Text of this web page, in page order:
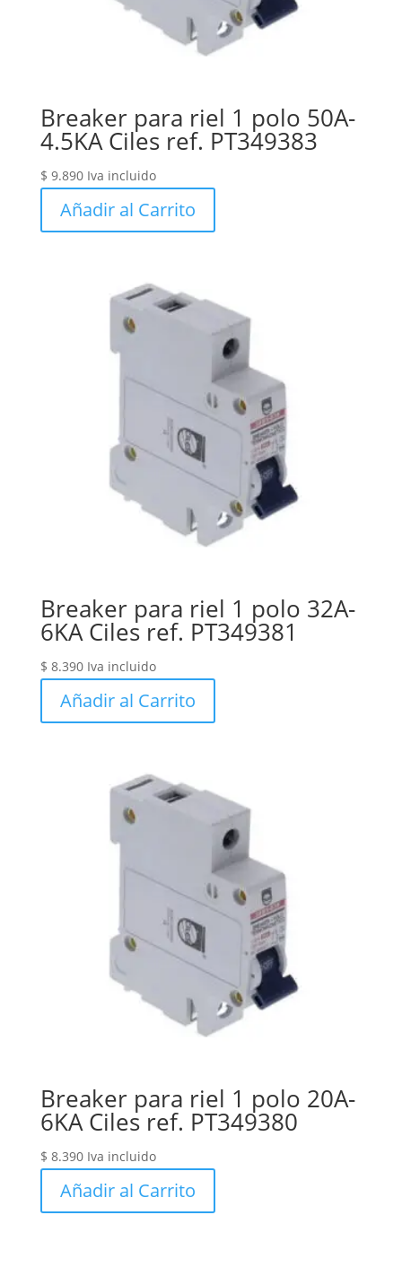
Breaker para riel 1 polo 50A-
4.5KA Ciles ref. PT349383
$ 9.890 Iva incluido
Añadir al Carrito
Breaker para riel 1 polo 32A-
6KA Ciles ref. PT349381
$ 8.390 Iva incluido
Añadir al Carrito
Breaker para riel 1 polo 20A-
6KA Ciles ref. PT349380
$ 8.390 Iva incluido
Añadir al Carrito